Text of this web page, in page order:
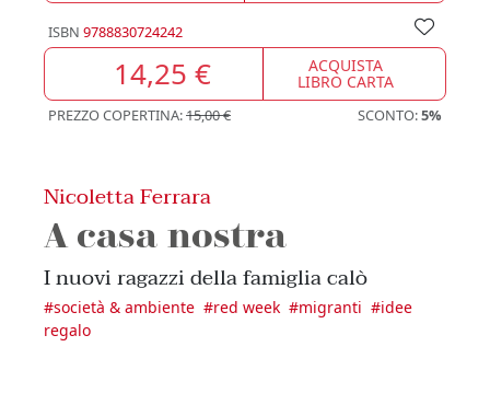
ISBN 9788830724242
14,25 € ACQUISTA
LIBRO CARTA
PREZZO COPERTINA:15,00 € SCONTO:5%
Nicoletta Ferrara
A casa nostra
I nuovi ragazzi della famiglia calò
#società & ambiente #red week #migranti #idee
regalo